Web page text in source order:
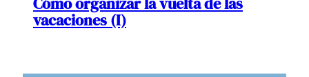
vacaciones (I)